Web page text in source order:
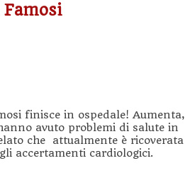
finisce in ospedale! Aumenta,
avuto problemi di salute in
che attualmente è ricoverata
accertamenti cardiologici.